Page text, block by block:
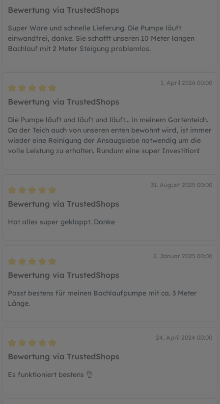
Bewertung mit 5 von 5 Sternen
Bewertung via TrustedShops
Super Ware und schnelle Lieferung. Die Pumpe läuft
einwandfrei, danke. Sie schafft unseren 10 Meter langen
Bachlauf mit 2 Meter Steigung problemlos.
1. April 2026 00:00
Bewertung mit 5 von 5 Sternen
Bewertung via TrustedShops
Die Pumpe läuft und läuft und läuft... in meinem Gartenteich.
Da der Teich auch von unseren enten bewohnt wird, ist immer
wieder eine Reinigung der Ansaugsiebe notwendig um die
volle Leistung zu erhalten. Rundum eine super Investition!
31. August 2025 00:00
Bewertung mit 5 von 5 Sternen
Bewertung via TrustedShops
Hat alles super geklappt. Danke
2. Januar 2025 00:00
Bewertung mit 5 von 5 Sternen
Bewertung via TrustedShops
Passt bestens für meinen Bachlaufpumpe mit ca. 3 Meter
Länge.
24. April 2024 00:00
Bewertung mit 5 von 5 Sternen
Bewertung via TrustedShops
Es funktioniert bestens 👌